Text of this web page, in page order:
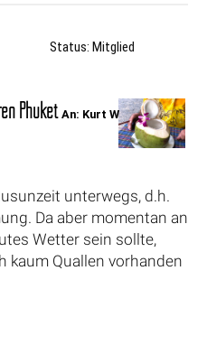
Status: Mitglied
Phuket An: Kurt W
unterwegs, d.h.
Da aber momentan an
Wetter sein sollte,
kaum Quallen vorhanden